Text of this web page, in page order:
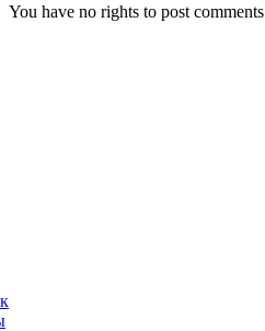
You have no rights to post comments